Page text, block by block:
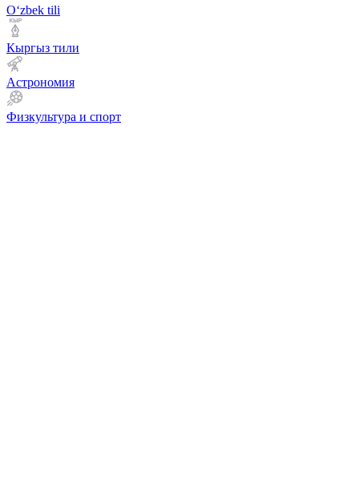
Оʻzbek tili
Кыргыз тили
Астрономия
Физкультура и спорт